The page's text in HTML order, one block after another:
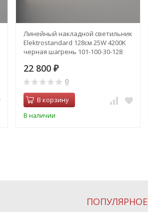
Линейный накладной светильник
Elektrostandard 128см 25W 4200K
черная шагрень 101-100-30-128
22 800 ₽
0
В корзину
В наличии
ПОПУЛЯРНОЕ